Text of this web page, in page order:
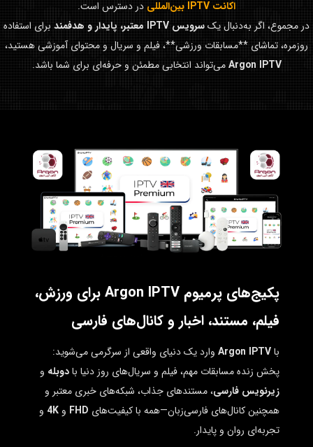
اکانت IPTV بین‌المللی
در دسترس است.
در مجموع، اگر به‌دنبال یکسرویس IPTV معتبر، پایدار و هدفمند
برای استفاده
روزمره، تماشای **مسابقات ورزشی**، فیلم و سریال و محتوای آموزشی هستید،
Argon IPTVمی‌تواند انتخابی مطمئن و حرفه‌ای برای شما باشد.
پکیج‌های پرمیوم Argon IPTV برای ورزش،
فیلم، مستند، اخبار و کانال‌های فارسی
باArgon IPTV وارد یک دنیای واقعی از سرگرمی می‌شوید:
پخش زنده مسابقات مهم، فیلم و سریال‌های روز دنیا بادوبله و
زیرنویس فارسی، مستندهای جذاب، شبکه‌های خبری معتبر و
همچنین کانال‌های فارسی‌زبان—همه با کیفیت‌های FHD و 4K و
تجربه‌ای روان و پایدار.